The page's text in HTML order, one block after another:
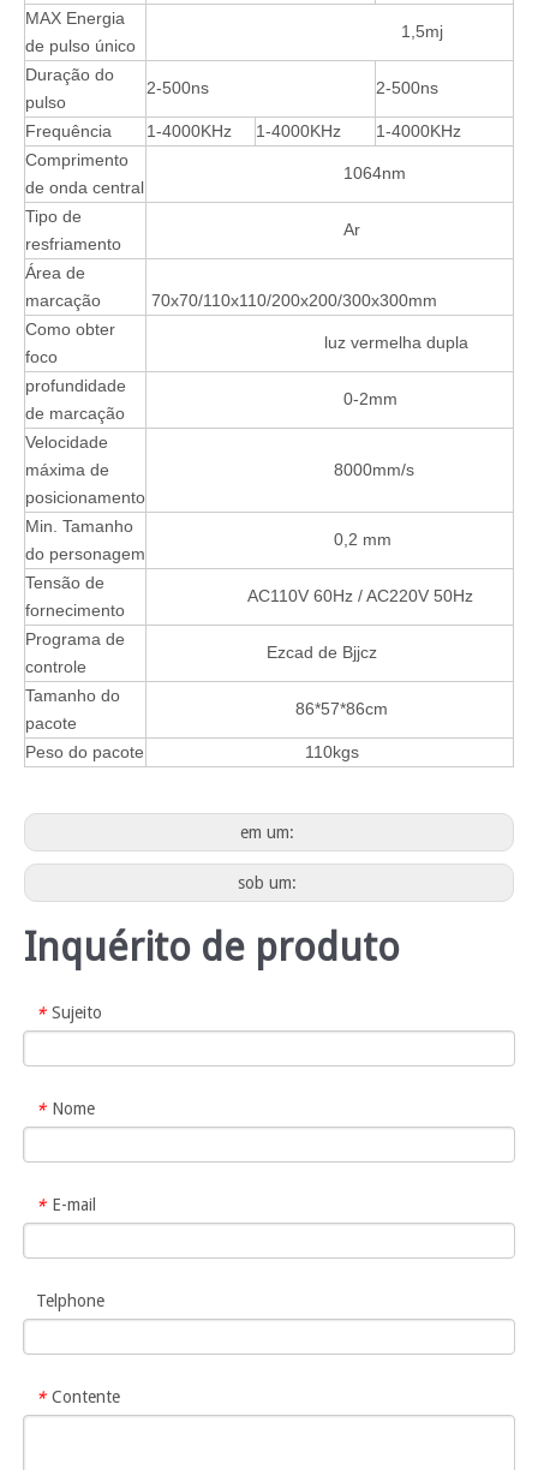
MAX Energia
de pulso único
1,5mj
Duração do
pulso
2-500ns 2-500ns
Frequência 1-4000KHz 1-4000KHz
1-4000KHz
Comprimento
de onda central
1064nm
Tipo de
resfriamento
Ar
Área de
marcação
70x70/110x110/200x200/300x300mm
Como obter
foco
luz vermelha dupla
profundidade
de marcação
0-2mm
Velocidade
máxima de
posicionamento
8000mm/s
Min. Tamanho
do personagem
0,2 mm
Tensão de
fornecimento
AC110V 60Hz / AC220V 50Hz
Programa de
controle
Ezcad de Bjjcz
Tamanho do
pacote
86*57*86cm
Peso do pacote 110kgs
em um:
sob um:
Inquérito de produto
* Sujeito
* Nome
* E-mail
Telphone
* Contente